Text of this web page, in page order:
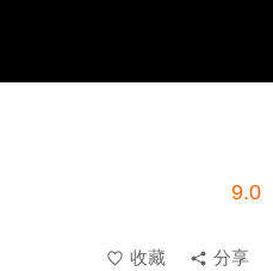
9.0
收藏
分享